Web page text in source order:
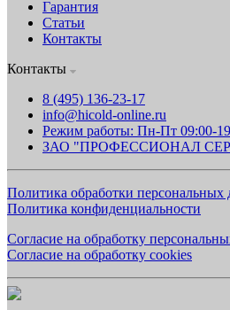
Гарантия
Статьи
Контакты
Контакты
8 (495) 136-23-17
info@hicold-online.ru
Режим работы: Пн-Пт 09:00-
ЗАО "ПРОФЕССИОНАЛ
Политика обработки персональных
Политика конфиденциальности
Согласие на обработку
Согласие на обработку cookies